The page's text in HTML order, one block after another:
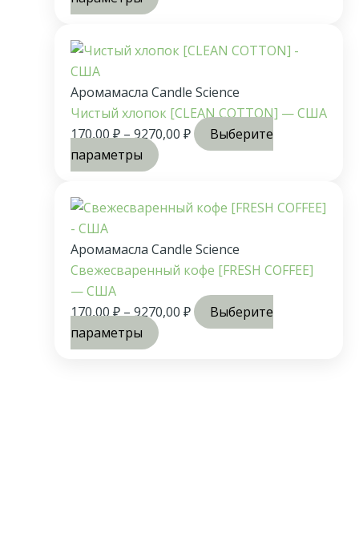
Аромамасла Candle Science
Чистый хлопок [CLEAN COTTON] — США
170,00₽–9270,00 ₽
Выберите
параметры
Аромамасла Candle Science
Свежесваренный кофе [FRESH COFFEE]
— США
170,00₽–9270,00 ₽
Выберите
параметры